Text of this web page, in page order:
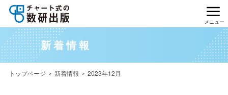
メニュー
新着情報
トップページ 新着情報 2023年12月